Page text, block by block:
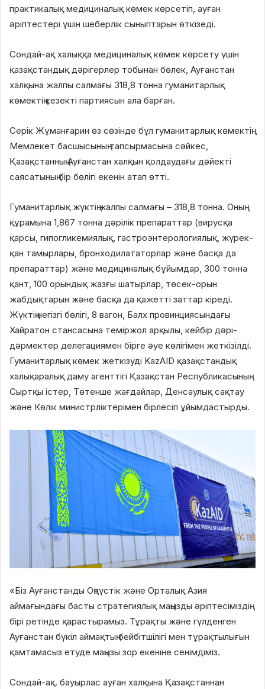
практикалық медициналық көмек көрсетіп, ауған
әріптестері үшін шеберлік сыныптарын өткізеді.
Сондай-ақ халыққа медициналық көмек көрсету үшін
қазақстандық дәрігерлер тобынан бөлек, Ауғанстан
халқына жалпы салмағы 318,8 тонна гуманитарлық
көмектің кезекті партиясын ала барған.
Серік Жұманғарин өз сөзінде бұл гуманитарлық көмектің
Мемлекет басшысының тапсырмасына сәйкес,
Қазақстанның Ауғанстан халқын қолдаудағы дәйекті
саясатының бір бөлігі екенін атап өтті.
Гуманитарлық жүктің жалпы салмағы – 318,8 тонна. Оның
құрамына 1,867 тонна дәрілік препараттар (вирусқа
қарсы, гипогликемиялық, гастроэнтерологиялық, жүрек-
қан тамырлары, бронходилататорлар және басқа да
препараттар) және медициналық бұйымдар, 300 тонна
қант, 100 орындық жазғы шатырлар, төсек-орын
жабдықтарын және басқа да қажетті заттар кіреді.
Жүктің негізгі бөлігі, 8 вагон, Балх провинциясындағы
Хайратон стансасына теміржол арқылы, кейбір дәрі-
дәрмектер делегациямен бірге әуе көлігімен жеткізілді.
Гуманитарлық көмек жеткізуді KazAID қазақстандық
халықаралық даму агенттігі Қазақстан Республикасының
Сыртқы істер, Төтенше жағдайлар, Денсаулық сақтау
және Көлік министрліктерімен бірлесіп ұйымдастырды.
«Біз Ауғанстанды Оңтүстік және Орталық Азия
аймағындағы басты стратегиялық маңызды әріптесіміздің
бірі ретінде қарастырамыз. Тұрақты және гүлденген
Ауғанстан бүкіл аймақтың бейбітшілігі мен тұрақтылығын
қамтамасыз етуде маңызы зор екеніне сенімдіміз.
Сондай-ақ. бауырлас ауған халқына Қазақстаннан